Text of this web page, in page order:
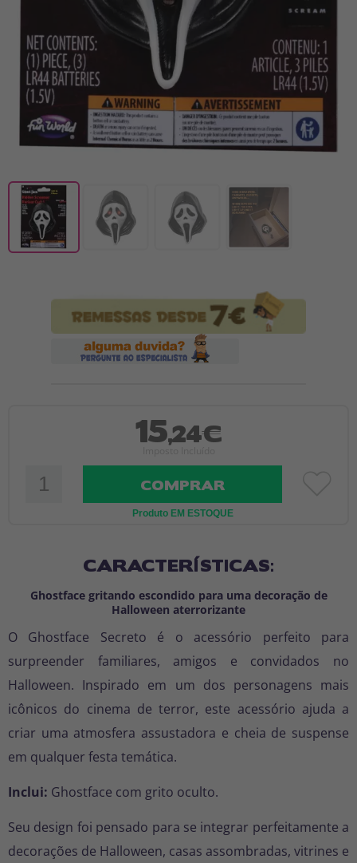
15,24€
COMPRAR
Produto EM ESTOQUE
CARACTERÍSTICAS:
Ghostface gritando escondido para uma decoração de
Halloween aterrorizante
O Ghostface Secreto é o acessório perfeito para
surpreender familiares, amigos e convidados no
Halloween. Inspirado em um dos personagens mais
icônicos do cinema de terror, este acessório ajuda a
criar uma atmosfera assustadora e cheia de suspense
em qualquer festa temática.
Inclui: Ghostface com grito oculto.
Seu design foi pensado para se integrar perfeitamente a
decorações de Halloween, casas assombradas, vitrines e